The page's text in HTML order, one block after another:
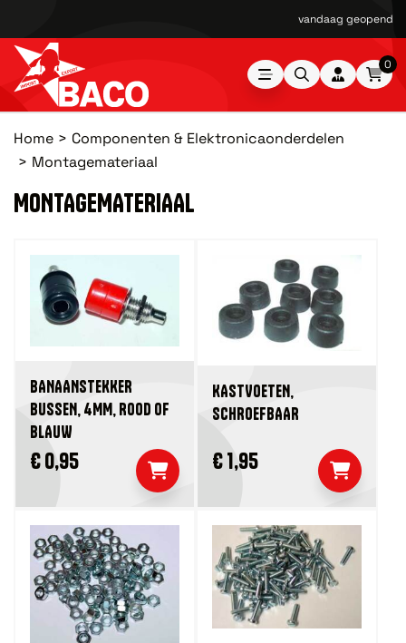
vandaag geopend
0
Home
Componenten & Elektronicaonderdelen
Montagemateriaal
MONTAGEMATERIAAL
BANAANSTEKKER
BUSSEN, 4MM, ROOD OF
BLAUW
€ 0,95
KASTVOETEN,
SCHROEFBAAR
€ 1,95